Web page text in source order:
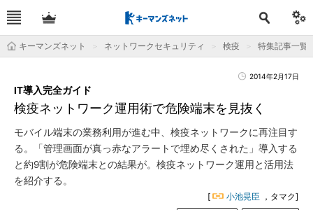
キーマンズネット ネットワークセキュリティ 検疫 特集記事一覧
2014年2月17日
検疫ネットワーク運用術で危険端末を見抜く
IT導入完全ガイド
モバイル端末の業務利用が進む中、検疫ネットワークに再注目す
る。「管理画面が真っ赤なアラートで埋め尽くされた」導入する
と約9割が危険端末との結果が。検疫ネットワーク運用と活用法
を紹介する。
[ 小池晃臣 ，タマク]